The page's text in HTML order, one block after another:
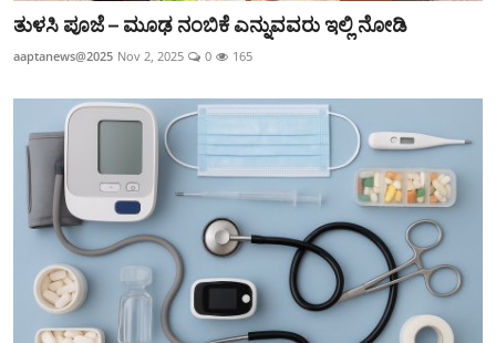
ತುಳಸಿ ಪೂಜೆ – ಮೂಢ ನಂಬಿಕೆ ಎನ್ನುವವರು ಇಲ್ಲಿ ನೋಡಿ
aaptanews@2025 Nov 2, 2025 0 165